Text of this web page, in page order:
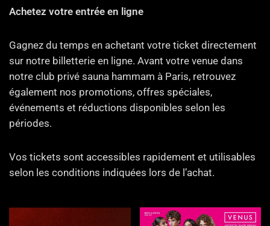
Achetez votre entrée en ligne
Gagnez du temps en achetant votre ticket directement
sur notre billetterie en ligne. Avant votre venue dans
notre club privé sauna hammam à Paris, retrouvez
également nos promotions, offres spéciales,
événements et réductions disponibles selon les
périodes.
Vos tickets sont accessibles rapidement et utilisables
selon les conditions indiquées lors de l’achat.